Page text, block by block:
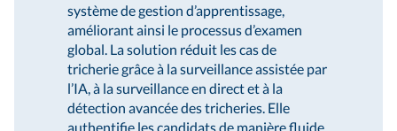
système de gestion d’apprentissage,
améliorant ainsi le processus d’examen
global. La solution réduit les cas de
tricherie grâce à la surveillance assistée par
l’IA, à la surveillance en direct et à la
détection avancée des tricheries. Elle
authentifie les candidats de manière fluide
Réimaginez la surveillance
des examens grâce à des
fonctions de surveillance